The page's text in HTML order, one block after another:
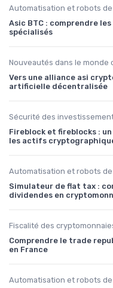
Automatisation et robots
Asic BTC : comprendre
spécialisés
Nouveautés dans le monde
Vers une alliance asi
artificielle décentralisée
Sécurité des
Fireblock et fireblocks :
les actifs
Automatisation et robots
Simulateur de flat tax :
dividendes en
Fiscalité des
Comprendre le trade
en France
Automatisation et robots